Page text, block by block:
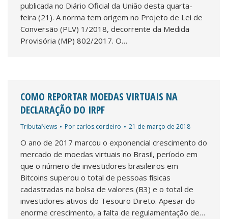
publicada no Diário Oficial da União desta quarta-
feira (21). A norma tem origem no Projeto de Lei de
Conversão (PLV) 1/2018, decorrente da Medida
Provisória (MP) 802/2017. O…
COMO REPORTAR MOEDAS VIRTUAIS NA
DECLARAÇÃO DO IRPF
TributaNews Por carlos.cordeiro 21 de março de 2018
O ano de 2017 marcou o exponencial crescimento do
mercado de moedas virtuais no Brasil, período em
que o número de investidores brasileiros em
Bitcoins superou o total de pessoas físicas
cadastradas na bolsa de valores (B3) e o total de
investidores ativos do Tesouro Direto. Apesar do
enorme crescimento, a falta de regulamentação de…